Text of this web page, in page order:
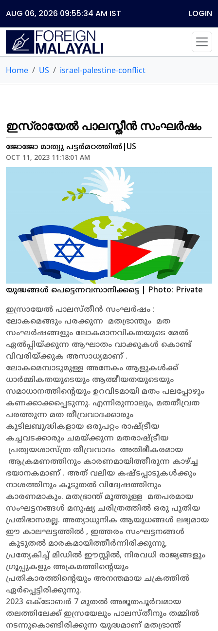
AUG 06, 2026 09:55:34 AM IST LOGIN
Home US israel-palestine-conflict
ഇസ്രായേൽ പാലസ്തീൻ സംഘർഷം
ജോജോ മാത്യു പട്ടർമഠത്തിൽ|US
OCT 11, 2023 11:18:01 AM
യുദ്ധങ്ങൾ പെട്ടെന്നവസാനിക്കട്ടെ
| Photo: Private
ഇസ്രായേൽ പാലസ്തീൻ സംഘർഷം :
ലോകമെങ്ങും പരക്കുന്ന മതഭ്രാന്തും മത
സംഘർഷങ്ങളും ലോകമാനവികതയുടെ മേൽ
ഏൽപ്പിയ്ക്കുന്ന ആഘാതം വാക്കുകൾ കൊണ്ട്
വിവരിയ്ക്കുക അസാധ്യമാണ് .
ലോകമെമ്പാടുമുള്ള അനേകം ആളുകൾക്ക്
ധാർമ്മികതയുടെയും ആത്മീയതയുടെയും
സമാധാനത്തിന്റെയും ഉറവിടമായി മതം പലപ്പോഴും
കണക്കാക്കപ്പെടുന്നു. എന്നിരുന്നാലും, മതതീവ്രത
പരത്തുന്ന മത തീവ്രവാദക്കാരും
കുടിലബുദ്ധികളായ ഒരുപറ്റം രാഷ്ട്രീയ
കച്ചവടക്കാരും ചമയ്ക്കുന്ന മതരാഷ്ട്രീയ
പ്രത്യയശാസ്ത്ര തീവ്രവാദം അതിഭീകരമായ
ആക്രമണത്തിനും കാരണമായിത്തീരുന്ന കാഴ്ച്ച
ഭയാനകമാണ് . അത് വലിയ കഷ്ടപ്പാടുകൾക്കും
നാശത്തിനും കൂടുതൽ വിദ്വേഷത്തിനും
കാരണമാകും. മതഭ്രാന്ത് മൂത്തുള്ള മതപരമായ
സംഘട്ടനങ്ങൾ മനുഷ്യ ചരിത്രത്തിൽ ഒരു പുതിയ
പ്രതിഭാസമല്ല. അത്യാധുനിക ആയുധങ്ങൾ ലഭ്യമായ
ഈ കാലഘട്ടത്തിൽ , ഇത്തരം സംഘട്ടനങ്ങൾ
കൂടുതൽ മാരകമായിത്തീർന്നിരിക്കുന്നു,
പ്രത്യേകിച്ച് മിഡിൽ ഈസ്റ്റിൽ, നിരവധി രാജ്യങ്ങളും
ഗ്രൂപ്പുകളും അക്രമത്തിന്റെയും
പ്രതികാരത്തിന്റെയും അനന്തമായ ചക്രത്തിൽ
ഏർപ്പെട്ടിരിക്കുന്നു.
2023 ഒക്‌ടോബർ 7 മുതൽ അഭൂതപൂർവമായ
തലത്തിലേക്ക് ഇസ്രയേലും പാലസ്തീനും തമ്മിൽ
നടന്നുകൊണ്ടിരിക്കുന്ന യുദ്ധമാണ് മതഭ്രാന്ത്